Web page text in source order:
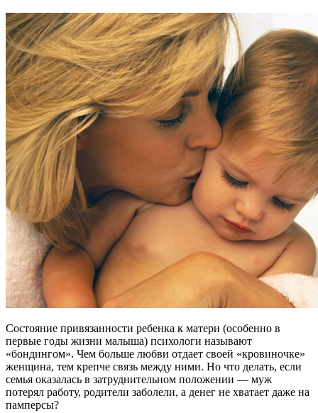
Состояние привязанности ребенка к матери (особенно в
первые годы жизни малыша) психологи называют
«бондингом». Чем больше любви отдает своей «кровиночке»
женщина, тем крепче связь между ними. Но что делать, если
семья оказалась в затруднительном положении — муж
потерял работу, родители заболели, а денег не хватает даже на
памперсы?